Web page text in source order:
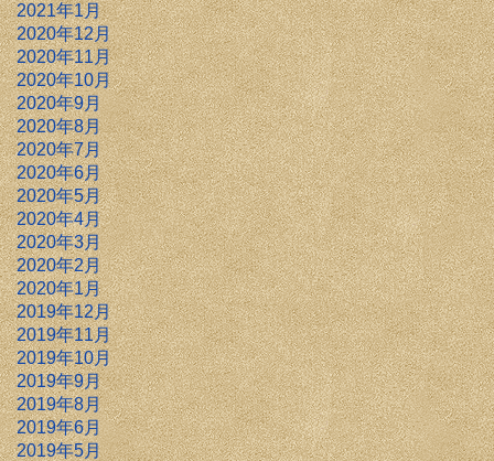
2021年1月
2020年12月
2020年11月
2020年10月
2020年9月
2020年8月
2020年7月
2020年6月
2020年5月
2020年4月
2020年3月
2020年2月
2020年1月
2019年12月
2019年11月
2019年10月
2019年9月
2019年8月
2019年6月
2019年5月